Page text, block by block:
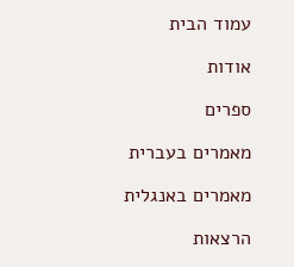
עמוד הבית
אודות
ספרים
מאמרים בעברית
מאמרים באנגלית
הרצאות